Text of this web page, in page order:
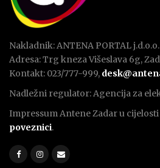
Nakladnik: ANTENA PORTAL j.d.o.o.
Adresa: Trg kneza Višeslava 6g,
Kontakt: 023/777-999,
Nadležni regulator: Agencija za
Impressum Antene Zadar u
poveznici.